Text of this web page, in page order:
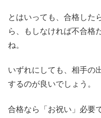
とはいっても、合格した
ら、もしなければ不合格
ね。
いずれにしても、相手の
するのが良いでしょう。
合格なら「お祝い」必要